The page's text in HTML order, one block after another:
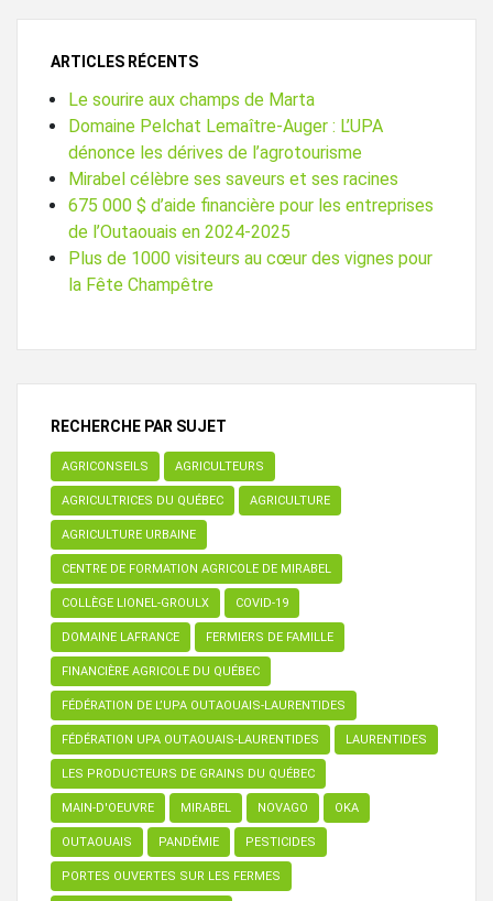
ARTICLES RÉCENTS
Le sourire aux champs de Marta
Domaine Pelchat Lemaître-Auger : L’UPA
dénonce les dérives de l’agrotourisme
Mirabel célèbre ses saveurs et ses racines
675 000 $ d’aide financière pour les entreprises
de l’Outaouais en 2024-2025
Plus de 1000 visiteurs au cœur des vignes pour
la Fête Champêtre
RECHERCHE PAR SUJET
AGRICONSEILS AGRICULTEURS
AGRICULTRICES DU QUÉBEC AGRICULTURE
AGRICULTURE URBAINE
CENTRE DE FORMATION AGRICOLE DE MIRABEL
COLLÈGE LIONEL-GROULX COVID-19
DOMAINE LAFRANCE FERMIERS DE FAMILLE
FINANCIÈRE AGRICOLE DU QUÉBEC
FÉDÉRATION DE L’UPA OUTAOUAIS-LAURENTIDES
FÉDÉRATION UPA OUTAOUAIS-LAURENTIDES LAURENTIDES
LES PRODUCTEURS DE GRAINS DU QUÉBEC
MAIN-D'OEUVRE MIRABEL NOVAGO OKA
OUTAOUAIS PANDÉMIE PESTICIDES
PORTES OUVERTES SUR LES FERMES